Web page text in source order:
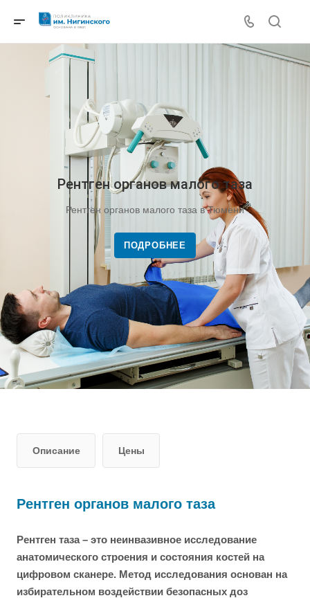
Рентген органов малого таза
Рентген органов малого таза в Тюмени
ПОДРОБНЕЕ
Описание Цены
Рентген органов малого таза
Рентген таза – это неинвазивное исследование
анатомического строения и состояния костей на
цифровом сканере. Метод исследования основан на
избирательном воздействии безопасных доз